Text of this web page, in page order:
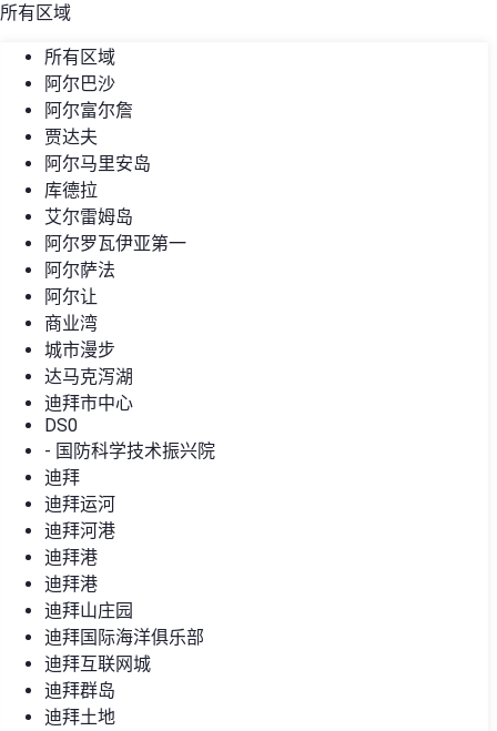
所有区域
所有区域
阿尔巴沙
阿尔富尔詹
贾达夫
阿尔马里安岛
库德拉
艾尔雷姆岛
阿尔罗瓦伊亚第一
阿尔萨法
阿尔让
商业湾
城市漫步
达马克泻湖
迪拜市中心
DS0
- 国防科学技术振兴院
迪拜
迪拜运河
迪拜河港
迪拜港
迪拜港
迪拜山庄园
迪拜国际海洋俱乐部
迪拜互联网城
迪拜群岛
迪拜土地